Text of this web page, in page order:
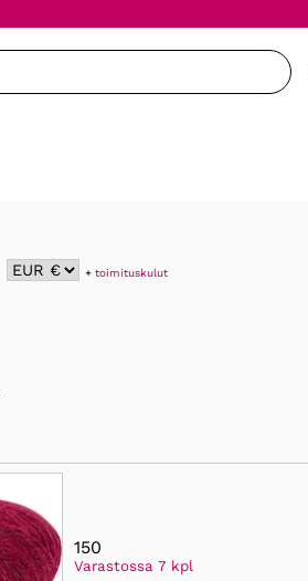
+toimituskulut
150
Varastossa 7 kpl